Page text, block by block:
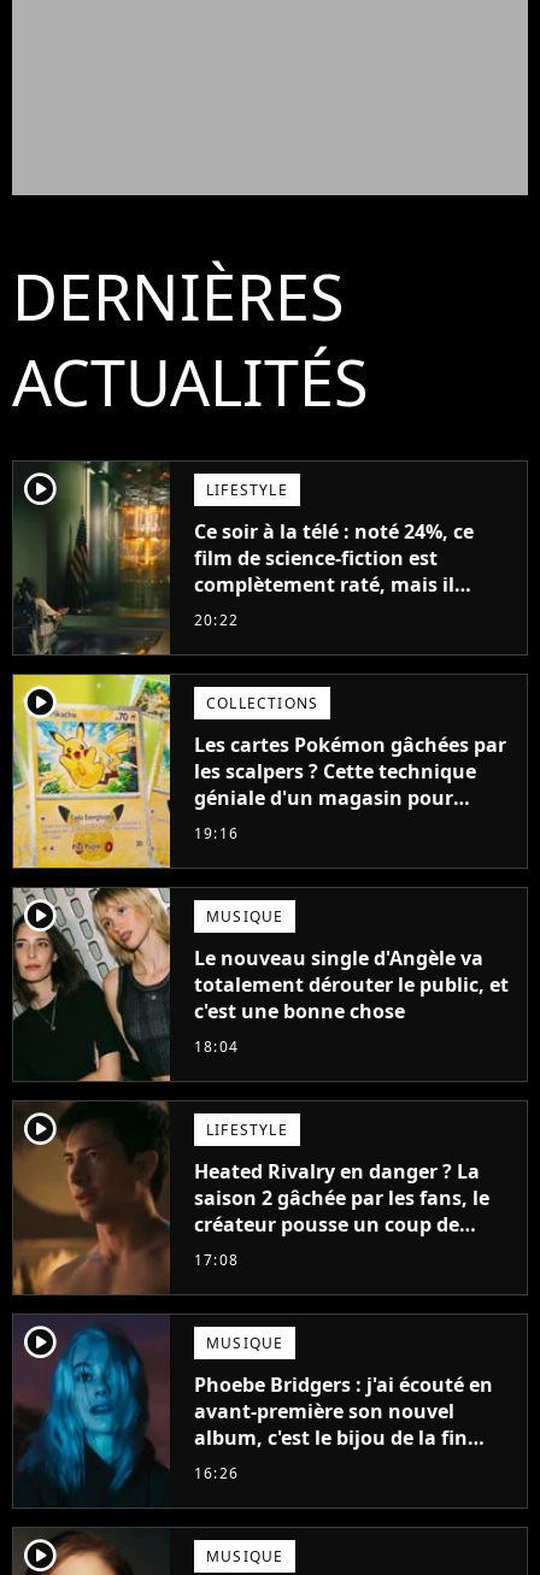
DERNIÈRES
ACTUALITÉS
player2 LIFESTYLE
Ce soir à la télé : noté 24%, ce
film de science-fiction est
complètement raté, mais il
aurait pu être encore pire à
20:22
player2 COLLECTIONS
Les cartes Pokémon gâchées par
les scalpers ? Cette technique
géniale d'un magasin pour
ruiner les revendeurs
19:16
player2 MUSIQUE
Le nouveau single d'Angèle va
totalement dérouter le public, et
c'est une bonne chose
18:04
player2 LIFESTYLE
Heated Rivalry en danger ? La
saison 2 gâchée par les fans, le
créateur pousse un coup de
gueule
17:08
player2 MUSIQUE
Phoebe Bridgers : j'ai écouté en
avant-première son nouvel
album, c'est le bijou de la fin
d'été
16:26
player2 MUSIQUE